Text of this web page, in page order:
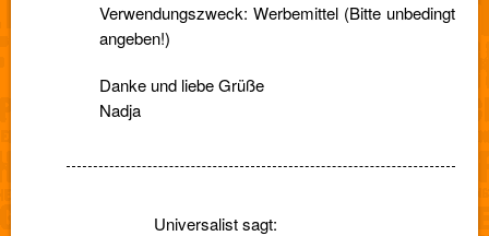
Verwendungszweck: Werbemittel (Bitte unbedingt
angeben!)
Danke und liebe Grüße
Nadja
Universalistsagt: